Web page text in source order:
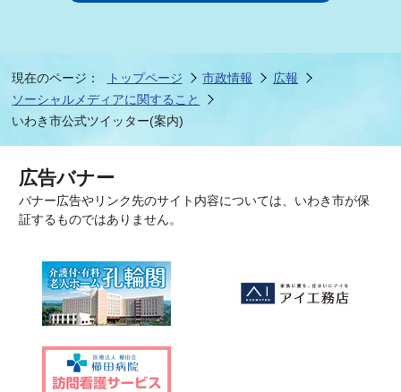
現在のページ： トップページ 市政情報
広報
ソーシャルメディアに関すること
いわき市公式ツイッター(案内)
広告バナー
バナー広告やリンク先のサイト内容については、いわき市が保
証するものではありません。